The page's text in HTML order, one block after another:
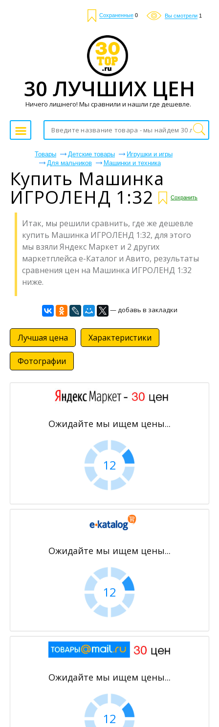
Сохраненные 0 Вы смотрели 1
Товары Детские товары
Игрушки и игры
Для мальчиков
Машинки и техника
Купить Машинка
ИГРОЛЕНД 1:32 Сохранить
Итак, мы решили сравнить, где же дешевле
купить Машинка ИГРОЛЕНД 1:32, для этого
мы взяли Яндекс Маркет и 2 других
маркетплейса е-Каталог и Авито, результаты
сравнения цен на Машинка ИГРОЛЕНД 1:32
ниже.
— добавь в закладки
Лучшая цена Характеристики
Фотографии
Ожидайте мы ищем цены...
11
Ожидайте мы ищем цены...
11
Ожидайте мы ищем цены...
11
30 ЛУЧШИХ ЦЕН
Ничего лишнего! Мы сравнили и нашли где дешевле.